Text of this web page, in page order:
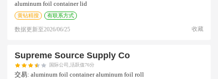
aluminum foil container lid
黄钻精搜 有联系方式
数据更新至2026/06/25 收藏
Supreme Source Supply Co
国际公司,活跃值76分
交易: aluminum foil container aluminum foil roll